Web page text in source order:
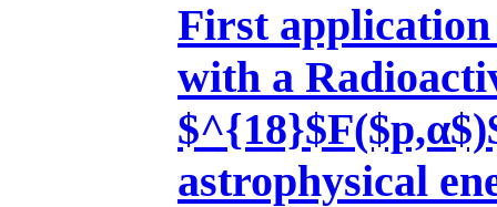
First
with a
astrophysical